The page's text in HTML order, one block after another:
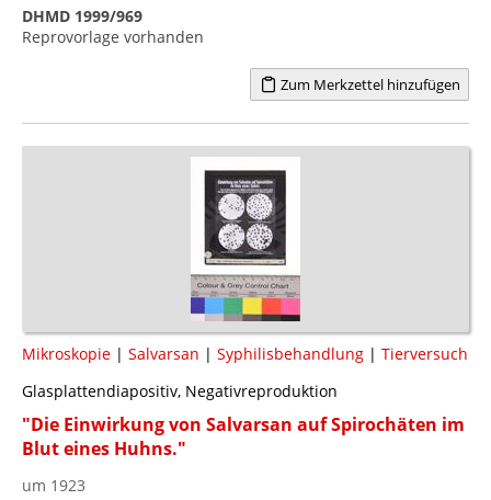
DHMD 1999/969
Reprovorlage vorhanden
Zum Merkzettel hinzufügen
Mikroskopie | Salvarsan | Syphilisbehandlung | Tierversuch
Glasplattendiapositiv, Negativreproduktion
"Die Einwirkung von Salvarsan auf Spirochäten im
Blut eines Huhns."
um 1923